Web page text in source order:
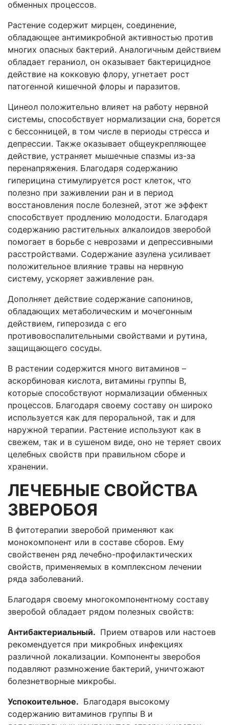
обменных процессов.
Растение содержит мирцен, соединение,
обладающее антимикробной активностью против
многих опасных бактерий. Аналогичным действием
обладает гераниол, он оказывает бактерицидное
действие на кокковую флору, угнетает рост
патогенной кишечной флоры и паразитов.
Цинеол положительно влияет на работу нервной
системы, способствует нормализации сна, борется
с бессонницей, в том числе в периоды стресса и
депрессии. Также оказывает общеукрепляющее
действие, устраняет мышечные спазмы из-за
перенапряжения. Благодаря содержанию
гиперицина стимулируется рост клеток, что
полезно при заживлении ран и в период
восстановления после болезней, этот же эффект
способствует продлению молодости. Благодаря
содержанию растительных алкалоидов зверобой
помогает в борьбе с неврозами и депрессивными
расстройствами. Содержание азулена усиливает
положительное влияние травы на нервную
систему, ускоряет заживление ран.
Дополняет действие содержание сапонинов,
обладающих метаболическим и мочегонным
действием, гиперозида с его
противовоспалительными свойствами и рутина,
защищающего сосуды.
В растении содержится много витаминов –
аскорбиновая кислота, витамины группы В,
которые способствуют нормализации обменных
процессов. Благодаря своему составу он широко
используется как для пероральной, так и для
наружной терапии. Растение используют как в
свежем, так и в сушеном виде, оно не теряет своих
целебных свойств при правильном сборе и
хранении.
ЛЕЧЕБНЫЕ СВОЙСТВА
ЗВЕРОБОЯ
В фитотерапии зверобой применяют как
монокомпонент или в составе сборов. Ему
свойственен ряд лечебно-профилактических
свойств, применяемых в комплексном лечении
ряда заболеваний.
Благодаря своему многокомпонентному составу
зверобой обладает рядом полезных свойств:
Антибактериальный. Прием отваров или настоев
рекомендуется при микробных инфекциях
различной локализации. Компоненты зверобоя
подавляют размножение бактерий, уничтожают
болезнетворные микробы.
Успокоительное. Благодаря высокому
содержанию витаминов группы В и